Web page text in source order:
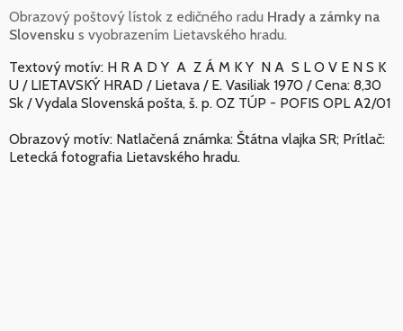
Obrazový poštový lístok z edičného radu Hrady a zámky na
Slovensku s vyobrazením Lietavského hradu.
Textový motív: H R A D Y A Z Á M K Y N A S L O V E N S K
U / LIETAVSKÝ HRAD / Lietava / E. Vasiliak 1970 / Cena: 8,30
Sk / Vydala Slovenská pošta, š. p. OZ TÚP - POFIS OPL A2/01
Obrazový motív: Natlačená známka: Štátna vlajka SR; Prítlač:
Letecká fotografia Lietavského hradu.